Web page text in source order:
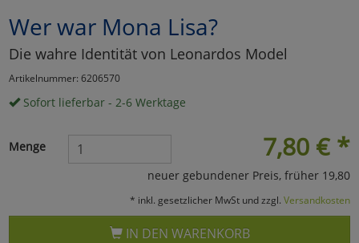
Wer war Mona Lisa?
Die wahre Identität von Leonardos Model
Artikelnummer: 6206570
Sofort lieferbar - 2-6 Werktage
7,80 € *
Menge
neuer gebundener Preis, früher 19,80
* inkl. gesetzlicher MwSt und zzgl. Versandkosten
IN DEN WARENKORB
Marketing
Umfragetools
Cookies
Alle Akzeptieren
Cookies
Einstellungen speichern
zurückzu Haupptseite